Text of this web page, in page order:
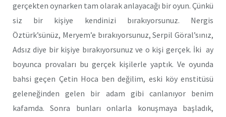
gerçekten oynarken tam olarak anlayacağı bir oyun. Çünkü
siz bir kişiye kendinizi bırakıyorsunuz. Nergis
Öztürk’sünüz, Meryem’e bırakıyorsunuz, Serpil Göral’sınız,
Adsız diye bir kişiye bırakıyorsunuz ve o kişi gerçek. İki ay
boyunca provaları bu gerçek kişilerle yaptık. Ve oyunda
bahsi geçen Çetin Hoca ben değilim, eski köy enstitüsü
geleneğinden gelen bir adam gibi canlanıyor benim
kafamda. Sonra bunları onlarla konuşmaya başladık,